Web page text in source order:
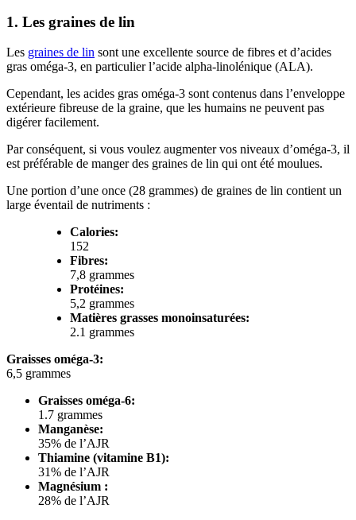
1. Les graines de lin
Les graines de lin sont une excellente source de fibres et d’acides
gras oméga-3, en particulier l’acide alpha-linolénique (ALA).
Cependant, les acides gras oméga-3 sont contenus dans l’enveloppe
extérieure fibreuse de la graine, que les humains ne peuvent pas
digérer facilement.
Par conséquent, si vous voulez augmenter vos niveaux d’oméga-3, il
est préférable de manger des graines de lin qui ont été moulues.
Une portion d’une once (28 grammes) de graines de lin contient un
large éventail de nutriments :
Calories:
152
Fibres:
7,8 grammes
Protéines:
5,2 grammes
Matières grasses monoinsaturées:
2.1 grammes
Graisses oméga-3:
6,5 grammes
Graisses oméga-6:
1.7 grammes
Manganèse:
35% de l’AJR
Thiamine (vitamine B1):
31% de l’AJR
Magnésium :
28% de l’AJR